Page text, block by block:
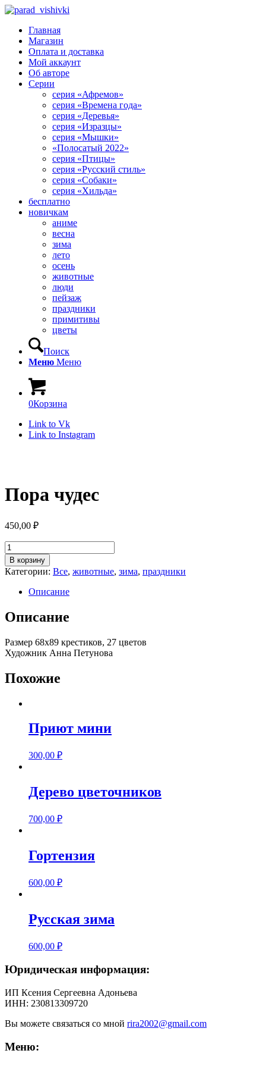
Главная
Магазин
Оплата и доставка
Мой аккаунт
Об авторе
Серии
серия «Афремов»
серия «Времена года»
серия «Деревья»
серия «Изразцы»
серия «Мышки»
«Полосатый 2022»
серия «Птицы»
серия «Русский стиль»
серия «Собаки»
серия «Хильда»
бесплатно
новичкам
аниме
весна
зима
лето
осень
животные
люди
пейзаж
праздники
примитивы
цветы
Поиск
Меню Меню
0Корзина
Link to Vk
Link to Instagram
Пора чудес
450,00 ₽
Количество
товара
Пора
чудес
В корзину
Категории: Все, животные, зима, праздники
Описание
Описание
Размер 68х89 крестиков, 27 цветов
Художник Анна Петунова
Похожие
Приют мини
300,00 ₽
Дерево цветочников
700,00 ₽
Гортензия
600,00 ₽
Русская зима
600,00 ₽
Юридическая информация:
ИП Ксения Сергеевна Адоньева
ИНН: 230813309720
Вы можете связаться со мной rira2002@gmail.com
Меню: